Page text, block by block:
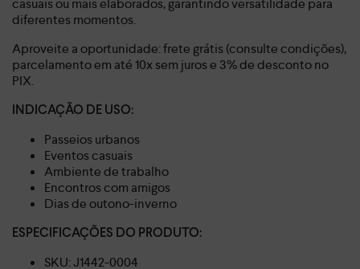
casuais ou mais elaborados, garantindo versatilidade para
diferentes momentos.
Aproveite a oportunidade: frete grátis (consulte condições),
parcelamento em até 10x sem juros e 3% de desconto no
PIX.
INDICAÇÃO DE USO:
Passeios urbanos
Eventos casuais
Ambiente de trabalho
Encontros com amigos
Dias de outono-inverno
ESPECIFICAÇÕES DO PRODUTO:
SKU: J1442-0004